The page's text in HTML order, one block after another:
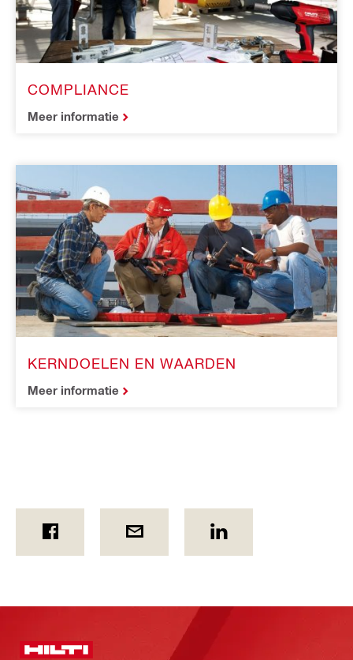
COMPLIANCE
Meer informatie
KERNDOELEN EN WAARDEN
Meer informatie